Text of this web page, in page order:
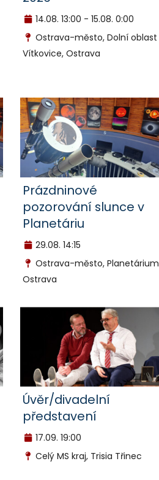
14.08. 13:00 - 15.08. 0:00
Ostrava-město, Dolní oblast
Vítkovice, Ostrava
Prázdninové
pozorování slunce v
Planetáriu
29.08. 14:15
Ostrava-město, Planetárium
Ostrava
Úvěr/divadelní
představení
17.09. 19:00
Celý MS kraj, Trisia Třinec